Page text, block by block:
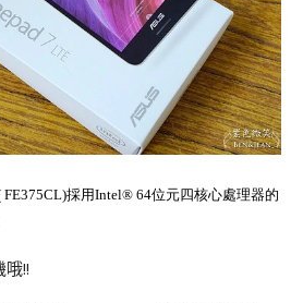
FE375CL)採用Intel® 64位元四核心處理器的
!!